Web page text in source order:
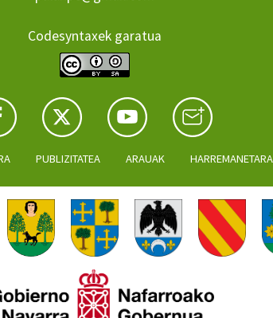
Codesyntaxek garatua
PUBLIZITATEA ARAUAK